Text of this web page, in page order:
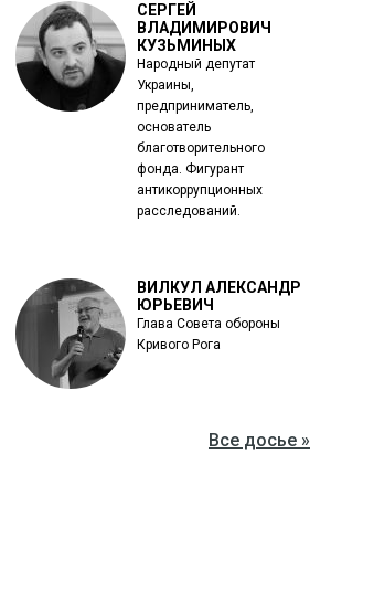
СЕРГЕЙ
ВЛАДИМИРОВИЧ
КУЗЬМИНЫХ
Народный депутат
Украины,
предприниматель,
основатель
благотворительного
фонда. Фигурант
антикоррупционных
расследований.
ВИЛКУЛ АЛЕКСАНДР
ЮРЬЕВИЧ
Глава Совета обороны
Кривого Рога
Все досье »